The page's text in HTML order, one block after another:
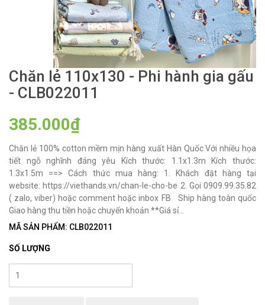
Chăn lẻ 110x130 - Phi hành gia gấu
- CLB022011
385.000₫
Chăn lẻ 100% cotton mềm mịn hàng xuất Hàn Quốc Với nhiều họa
tiết ngỗ nghĩnh đáng yêu Kích thước: 1.1x1.3m Kích thước:
1.3x1.5m ==> Cách thức mua hàng: 1. Khách đặt hàng tại
website: https://viethands.vn/chan-le-cho-be 2. Gọi 0909.99.35.82
( zalo, viber) hoặc comment hoặc inbox FB Ship hàng toàn quốc
Giao hàng thu tiền hoặc chuyển khoản **Giá sỉ...
MÃ SẢN PHẨM: CLB022011
SỐ LƯỢNG